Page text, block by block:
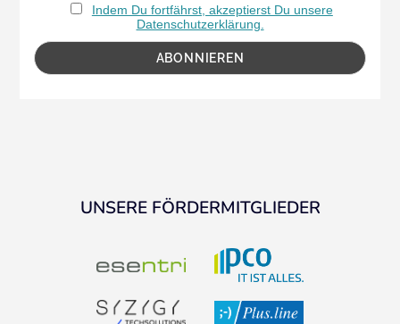
Indem Du fortfährst, akzeptierst Du unsere
Datenschutzerklärung.
UNSERE FÖRDERMITGLIEDER